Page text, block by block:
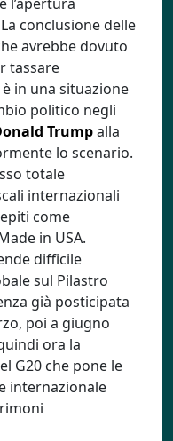
conclusione delle
avrebbe dovuto
tassare
in una situazione
politico negli
Trumpalla
lo scenario.
totale
internazionali
come
in USA.
difficile
sul Pilastro
già posticipata
poi a giugno
ora la
G20 che pone le
internazionale